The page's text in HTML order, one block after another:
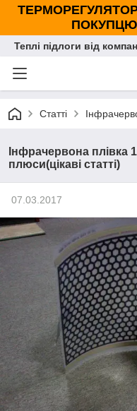
ПОКУПЦЮ!
Теплі підлоги від
Статті
Інфрачервона
плюси(цікаві статті)
07.03.2017